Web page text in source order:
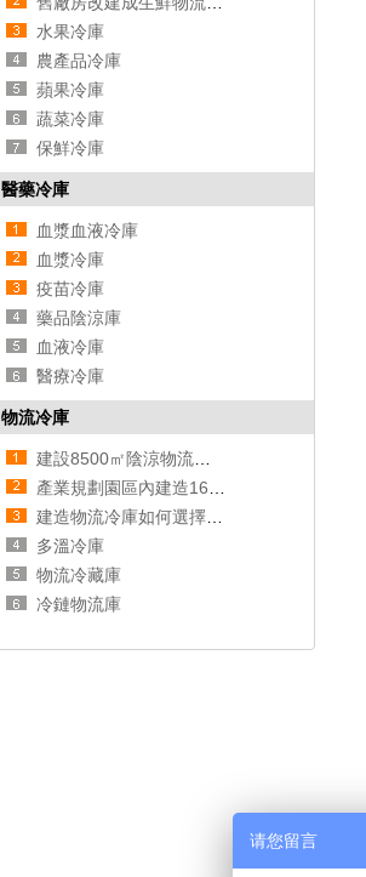
水果冷庫
農產品冷庫
蘋果冷庫
蔬菜冷庫
保鮮冷庫
醫藥冷庫
血漿血液冷庫
血漿冷庫
疫苗冷庫
藥品陰涼庫
血液冷庫
醫療冷庫
物流冷庫
多溫冷庫
物流冷藏庫
冷鏈物流庫
请您留言